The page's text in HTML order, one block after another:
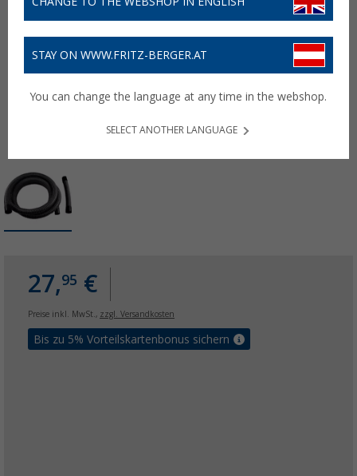
27,95 €
Preise inkl. MwSt., zzgl. Versandkosten
Bis zu 5% Vorteilskartenbonus sichern
STAY ON WWW.FRITZ-BERGER.AT
You can change the language at any time in the webshop.
SELECT ANOTHER LANGUAGE